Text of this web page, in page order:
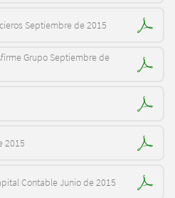
Septiembre de 2015
Grupo Septiembre de
2015
Contable Junio de 2015